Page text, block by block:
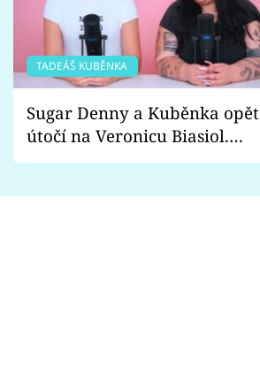
TADEÁŠ KUBĚNKA
Sugar Denny a Kuběnka opět
útočí na Veronicu Biasiol.
Proč je podle nich falešná a